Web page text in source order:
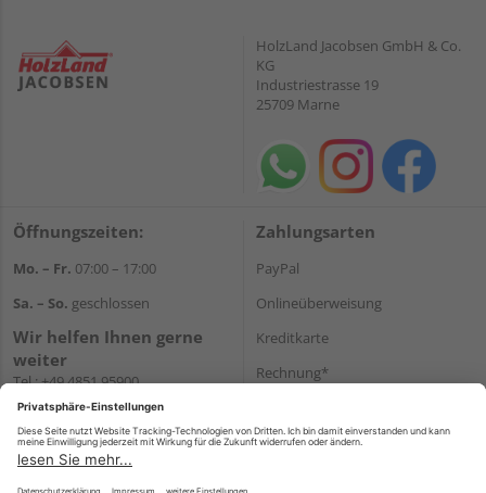
HolzLand Jacobsen GmbH & Co.
KG
Industriestrasse 19
25709 Marne
Öffnungszeiten:
Mo. – Fr. 07:00 – 17:00
Sa. – So. geschlossen
Wir helfen Ihnen gerne
weiter
Tel.:+49 4851 95900
E-Mail:info@holzland-
WhatsApp
Zahlungsarten
PayPal
Onlineüberweisung
Kreditkarte
Rechnung*
Versand